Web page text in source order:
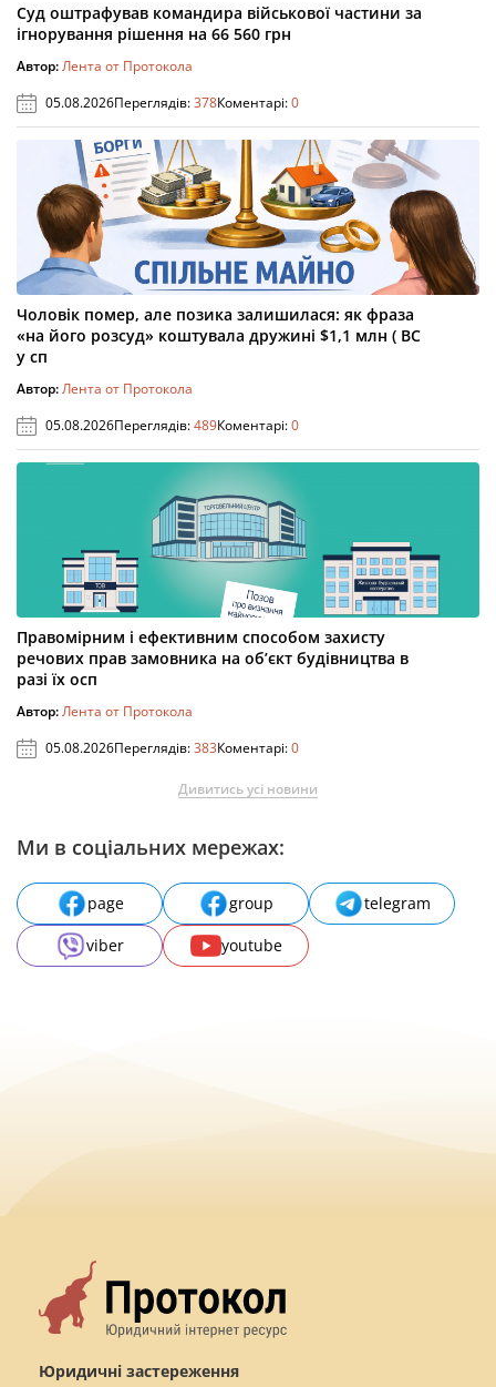
Суд оштрафував командира військової частини за
ігнорування рішення на 66 560 грн
Автор:Лента от Протокола
05.08.2026Переглядів:378Коментарі:0
Чоловік помер, але позика залишилася: як фраза
«на його розсуд» коштувала дружині $1,1 млн ( ВС
у сп
Автор:Лента от Протокола
05.08.2026Переглядів:489Коментарі:0
Правомірним і ефективним способом захисту
речових прав замовника на об’єкт будівництва в
разі їх осп
Автор:Лента от Протокола
05.08.2026Переглядів:383Коментарі:0
Дивитись усі новини
Ми в соціальних мережах:
page group
telegram
viber
youtube
Юридичні застереження